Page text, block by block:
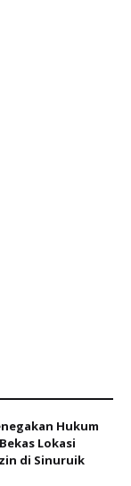
Hukum
Lokasi
di Sinuruik